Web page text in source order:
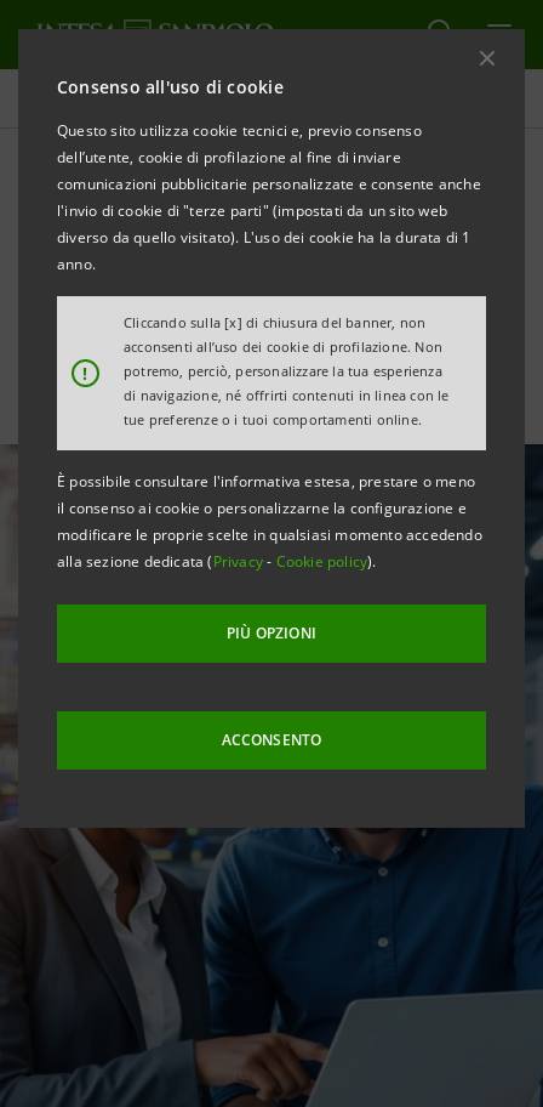
Consenso all'uso di cookie
Questo sito utilizza cookie tecnici e, previo consenso
dell’utente, cookie di profilazione al fine di inviare
comunicazioni pubblicitarie personalizzate e consente anche
l'invio di cookie di "terze parti" (impostati da un sito web
diverso da quello visitato). L'uso dei cookie ha la durata di 1
anno.
!
Cliccando sulla [x] di chiusura del banner, non
acconsenti all’uso dei cookie di profilazione. Non
potremo, perciò, personalizzare la tua esperienza
di navigazione, né offrirti contenuti in linea con le
tue preferenze o i tuoi comportamenti online.
È possibile consultare l'informativa estesa, prestare o meno
il consenso ai cookie o personalizzarne la configurazione e
modificare le proprie scelte in qualsiasi momento accedendo
alla sezione dedicata (Privacy- Cookie policy).
PIÙ OPZIONI
ACCONSENTO
Tutte le news
Intesa Sanpaolo completa la
migrazione IT core con TIM
e Google Cloud